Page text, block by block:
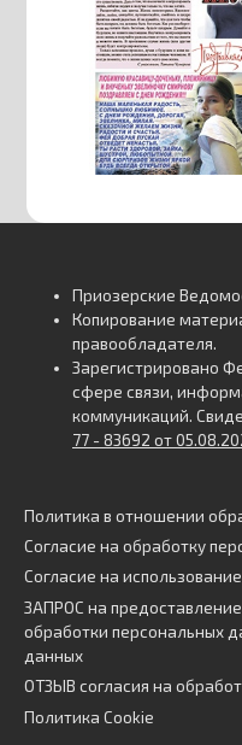
Приозерские
Копирование
правообладателя.
Зарегистрировано
сфере связи,
коммуникаций.
77 - 83692 от
Политика в отношении
Согласие на обработку
Согласие на
ЗАПРОС на
обработки персональных
данных
ОТЗЫВ согласия на
Политика Cookie